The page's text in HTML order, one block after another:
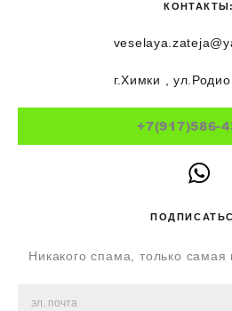
КОНТАКТЫ:
г.Химки ,
+7(917)586-
Никакого спама, только